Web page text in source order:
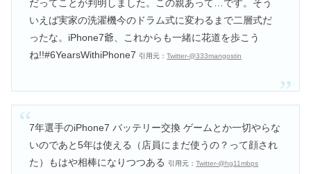
ニナファームはやばい？評判の真相｜
愛用芸能人や仕組みも解説
ニュースキンのやばい評判？信者の特
徴や末路・勧誘手口の口コミ
だってことが判明しました。この親あって…です。そう
いえば実家の洗濯機今のドラム式に変わるまで二層式だ
ったな。iPhone7爺、これからも一緒に花道を歩こう
ね!!#6YearsWithiPhone7 引用元：Twitter-@333mangostin
7年選手のiPhone7 バッテリー交換 ゲームとか一切やらな
いのであと5年は使える（店員にまだ使うの？って顔され
た）もはや相棒になりつつある
引用元：Twitter-@hg11mbps